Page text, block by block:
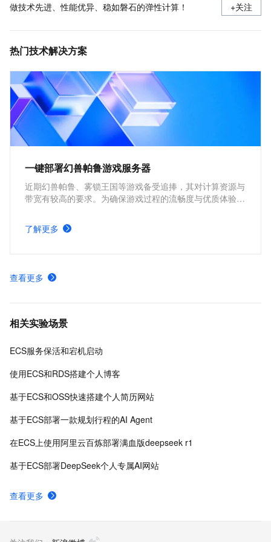
做技术先进、性能优异、稳如磐石的弹性计算！ +关注
热门技术解决方案
一键部署幻兽帕鲁游戏服务器
近期幻兽帕鲁、雾锁王国等游戏备受追捧，其对计算资源与
带宽有较高的要求。为确保游戏过程的流畅度与优质体验，
大的玩家群体提供专属联机服务器，一键购买部署，轻松开
启游戏。
了解更多
查看更多
相关实验场景
ECS服务保活和宕机启动
使用ECS和RDS搭建个人博客
基于ECS和OSS快速搭建个人简历网站
基于ECS部署一款规划行程的AI Agent
在ECS上使用阿里云百炼部署满血版deepseek r1
基于ECS部署DeepSeek个人专属AI网站
查看更多